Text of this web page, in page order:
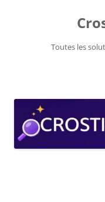
Toutes les